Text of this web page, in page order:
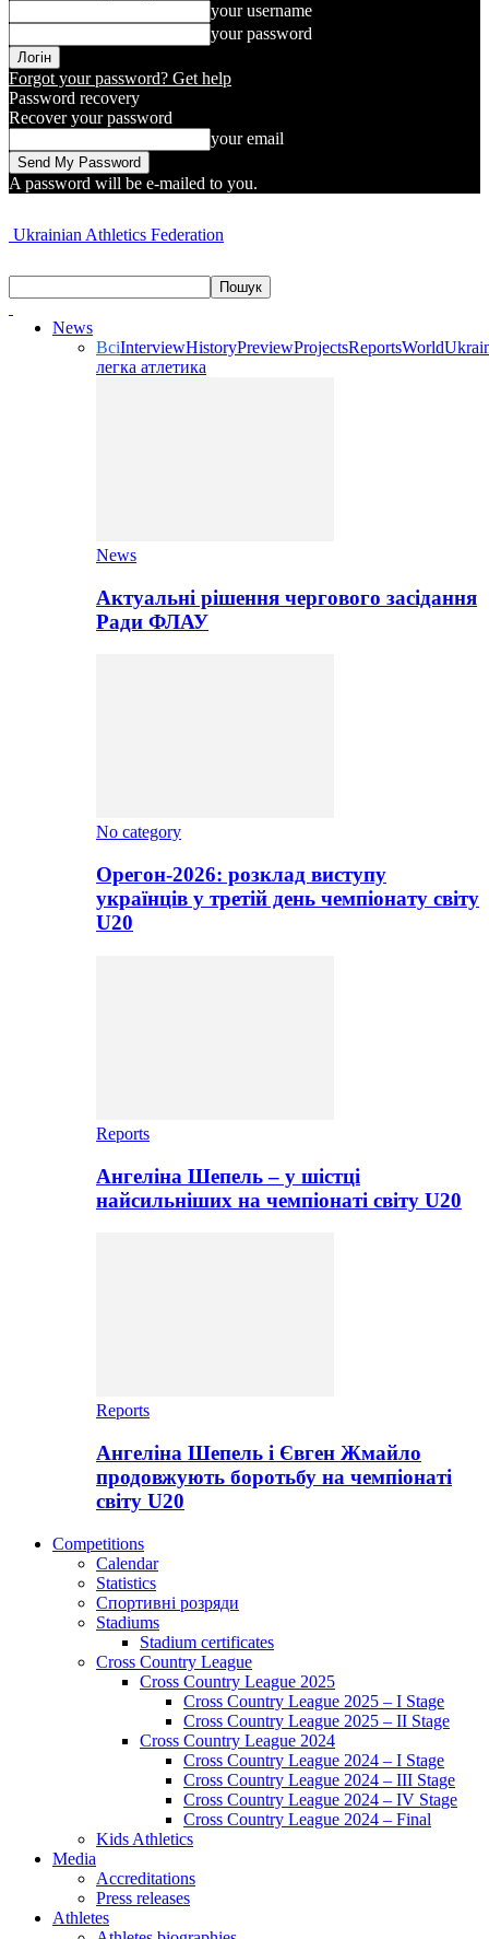
your username
your password
Forgot your password? Get help
Password recovery
Recover your password
your email
A password will be e-mailed to you.
Ukrainian Athletics Federation
News
ВсіInterviewHistoryPreviewProjectsReportsWorld
легка атлетика
News
Актуальні рішення чергового засідання
Ради ФЛАУ
No category
Орегон-2026: розклад виступу
українців у третій день чемпіонату світу
U20
Reports
Ангеліна Шепель – у шістці
найсильніших на чемпіонаті світу U20
Reports
Ангеліна Шепель і Євген Жмайло
продовжують боротьбу на чемпіонаті
світу U20
Competitions
Calendar
Statistics
Спортивні розряди
Stadiums
Stadium certificates
Cross Country League
Cross Country League 2025
Cross Country League 2025 – I Stage
Cross Country League 2025 – II Stage
Cross Country League 2024
Cross Country League 2024 – I Stage
Cross Country League 2024 – III Stage
Cross Country League 2024 – IV Stage
Cross Country League 2024 – Final
Kids Athletics
Media
Accreditations
Press releases
Athletes